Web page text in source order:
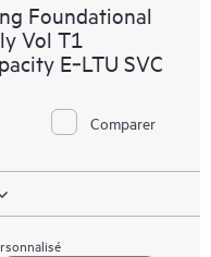
Foundational
Vol T1
E‑LTU SVC
Comparer